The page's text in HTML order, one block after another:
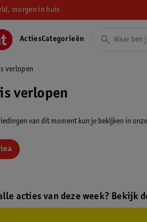
morgen in huis
ActiesCategorieën
verlopen
verlopen
van dit moment kun je bekijken in
acties van deze week? Bekijk